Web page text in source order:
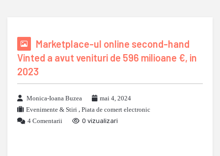
Marketplace-ul online second-hand
Vinted a avut venituri de 596 milioane €, in
2023
Monica-Ioana Buzea
mai 4, 2024
Evenimente & Stiri , Piata de comert electronic
4 Comentarii
0 vizualizari